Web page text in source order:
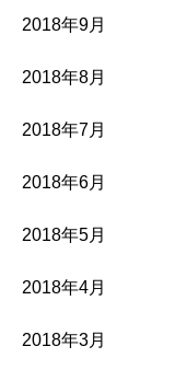
2018年9月
2018年8月
2018年7月
2018年6月
2018年5月
2018年4月
2018年3月